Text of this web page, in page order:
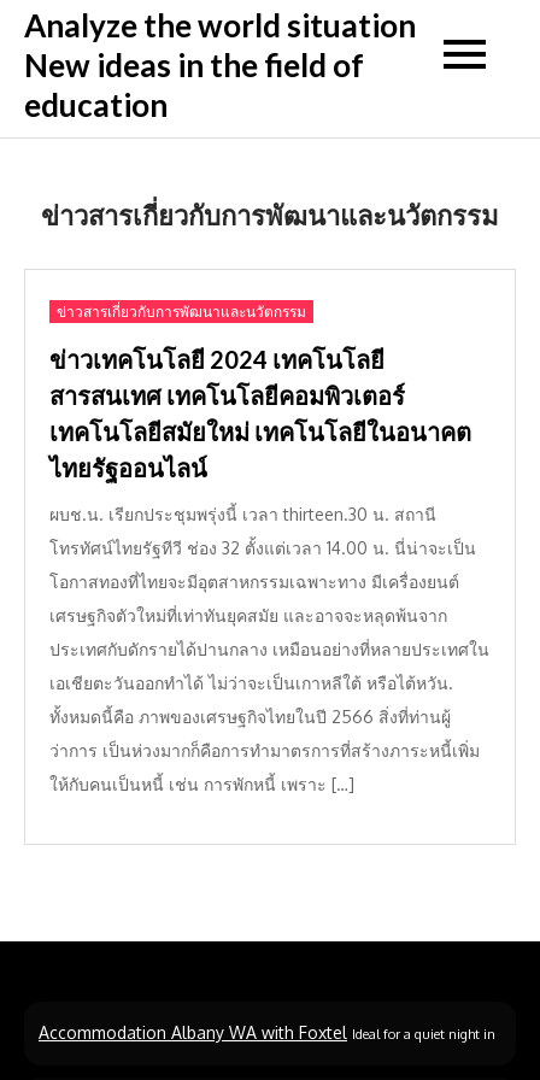
Skip
content
Analyze the world situation
New ideas in the field of
education
ข่าวสารเกี่ยวกับการพัฒนาและนวัตกรรม
ข่าวสารเกี่ยวกับการพัฒนาและนวัตกรรม
ข่าวเทคโนโลยี 2024 เทคโนโลยี
สารสนเทศ เทคโนโลยีคอมพิวเตอร์
เทคโนโลยีสมัยใหม่ เทคโนโลยีในอนาคต
ไทยรัฐออนไลน์
ผบช.น. เรียกประชุมพรุ่งนี้ เวลา thirteen.30 น. สถานี
โทรทัศน์ไทยรัฐทีวี ช่อง 32 ตั้งแต่เวลา 14.00 น. นี่น่าจะเป็น
โอกาสทองที่ไทยจะมีอุตสาหกรรมเฉพาะทาง มีเครื่องยนต์
เศรษฐกิจตัวใหม่ที่เท่าทันยุคสมัย และอาจจะหลุดพ้นจาก
ประเทศกับดักรายได้ปานกลาง เหมือนอย่างที่หลายประเทศใน
เอเชียตะวันออกทำได้ ไม่ว่าจะเป็นเกาหลีใต้ หรือไต้หวัน.
ทั้งหมดนี้คือ ภาพของเศรษฐกิจไทยในปี 2566 สิ่งที่ท่านผู้
ว่าการ เป็นห่วงมากก็คือการทำมาตรการที่สร้างภาระหนี้เพิ่ม
ให้กับคนเป็นหนี้ เช่น การพักหนี้ เพราะ […]
Accommodation Albany WA with Foxtel Ideal for a quiet night in